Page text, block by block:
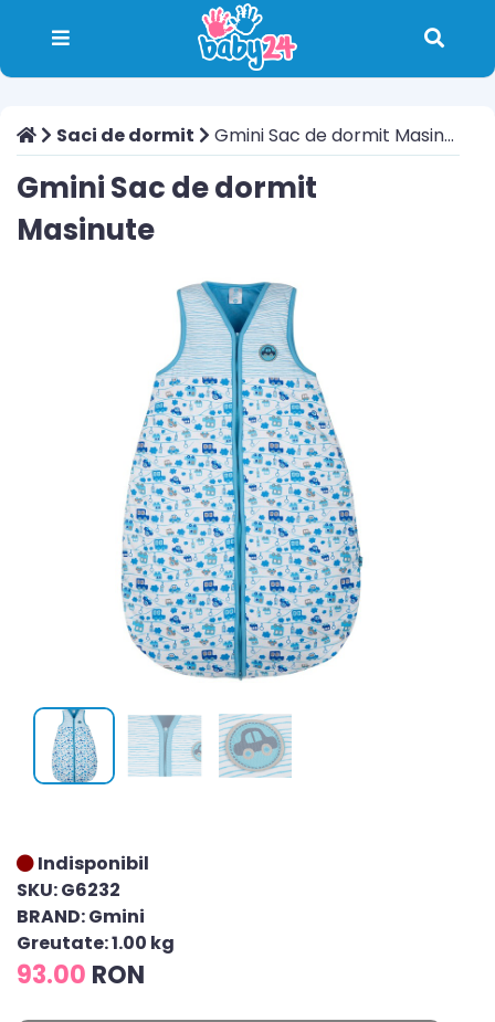
Saci de dormit Gmini Sac de dormit Masinute
Gmini Sac de dormit
Masinute
Indisponibil
SKU: G6232
BRAND: Gmini
Greutate: 1.00 kg
93.00 RON